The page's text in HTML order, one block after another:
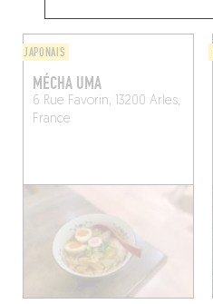
JAPONAIS
MÉCHA UMA
6 Rue Favorin, 13200 Arles,
France